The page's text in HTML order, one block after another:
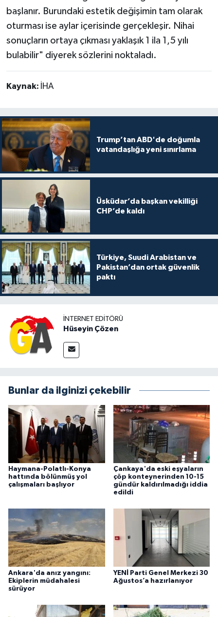
başlanır. Burundaki estetik değişimin tam olarak
oturması ise aylar içerisinde gerçekleşir. Nihai
sonuçların ortaya çıkması yaklaşık 1 ila 1,5 yılı
bulabilir" diyerek sözlerini noktaladı.
Kaynak: İHA
Trump’tan ABD'de doğumla
vatandaşlığa yeni sınırlama
Üsküdar’da başkan vekilliği
CHP’de kaldı
Türkiye, Suudi Arabistan ve
Pakistan’dan ortak güvenlik
paktı
İNTERNET EDITÖRÜ
Hüseyin Çözen
Bunlar da ilginizi çekebilir
Haymana-Polatlı-Konya
hattında bölünmüş yol
çalışmaları başlıyor
Çankaya'da eski eşyaların
çöp konteynerinden 10-15
gündür kaldırılmadığı iddia
edildi
Ankara'da anız yangını:
Ekiplerin müdahalesi
sürüyor
YENİ Parti Genel Merkezi 30
Ağustos’a hazırlanıyor